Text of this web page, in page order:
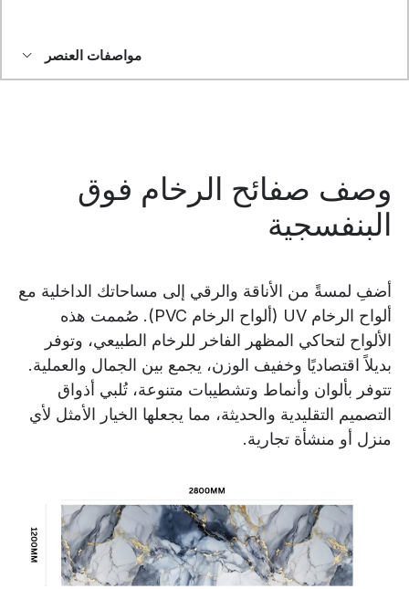
مواصفات العنصر
وصف صفائح الرخام فوق
البنفسجية
أضفِ لمسةً من الأناقة والرقي إلى مساحاتك الداخلية مع
ألواح الرخام UV (ألواح الرخام PVC). صُممت هذه
الألواح لتحاكي المظهر الفاخر للرخام الطبيعي، وتوفر
بديلاً اقتصاديًا وخفيف الوزن، يجمع بين الجمال والعملية.
تتوفر بألوان وأنماط وتشطيبات متنوعة، تُلبي أذواق
التصميم التقليدية والحديثة، مما يجعلها الخيار الأمثل لأي
منزل أو منشأة تجارية.